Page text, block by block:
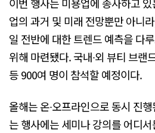
업의 과거 및 미래 전망뿐만 아니
일 전반에 대한 트렌드 예측을 다
위해 마련됐다. 국내∙외 뷰티 브랜
등 900여 명이 참석할 예정이다.
올해는 온∙오프라인으로 동시 진
는 행사에는 세미나 강의를 어디